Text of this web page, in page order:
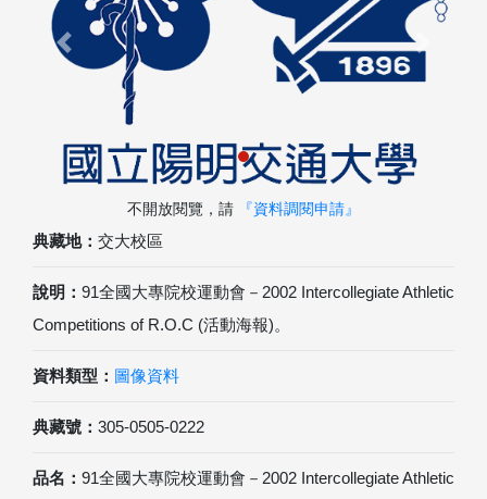
典藏地： 交大校區
說明： 91全國大專院校運動會－2002 Intercollegiate Athletic
Competitions of R.O.C (活動海報)。
資料類型： 圖像資料
典藏號： 305-0505-0222
品名： 91全國大專院校運動會－2002 Intercollegiate Athletic
Previous Next
不開放閱覽，請 『資料調閱申請』